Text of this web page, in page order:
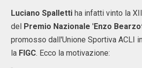
Luciano Spalletti ha infatti vinto la
del
Premio Nazionale 'Enzo
promosso dall'Unione Sportiva ACLI
la FIGC. Ecco la motivazione: